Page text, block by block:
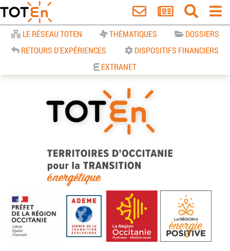
LE RÉSEAU TOTEN THÉMATIQUES
DOSSIERS
RETOURS D'EXPÉRIENCES
DISPOSITIFS FINANCIERS
EXTRANET
TOTEn Occitanie | Territoires
d’Occitanie pour la Transition
Energétique